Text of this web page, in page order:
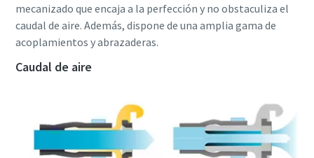
mecanizado que encaja a la perfección y no obstaculiza el
caudal de aire. Además, dispone de una amplia gama de
acoplamientos y abrazaderas.
Caudal de aire